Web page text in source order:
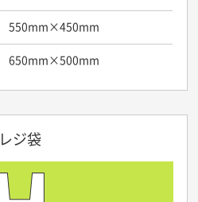
550mm×450mm
650mm×500mm
レジ袋